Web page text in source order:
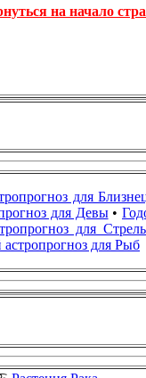
на начало
для
для Девы•
для
астропрогноз для Рыб